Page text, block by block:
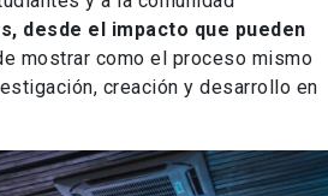
desde el impacto que pueden
mostrar como el proceso mismo
creación y desarrollo en